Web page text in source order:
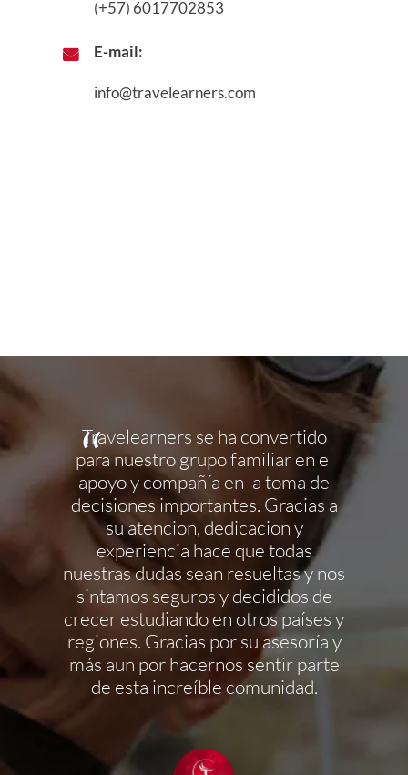
(+57) 6017702853
E-mail:
info@travelearners.com
la
han
y
esto
Travelearners se ha convertido
para nuestro grupo familiar en el
apoyo y compañía en la toma de
decisiones importantes. Gracias a
su atencion, dedicacion y
experiencia hace que todas
nuestras dudas sean resueltas y nos
sintamos seguros y decididos de
crecer estudiando en otros países y
regiones. Gracias por su asesoría y
más aun por hacernos sentir parte
de esta increíble comunidad.